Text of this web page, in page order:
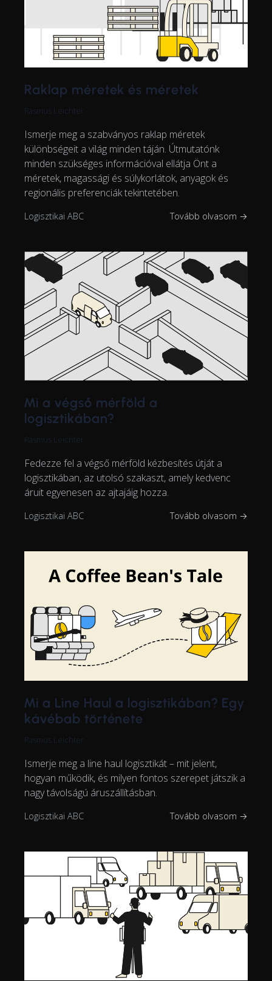
Raklap méretek és méretek
Rasmus Leichter
Ismerje meg a szabványos raklap méretek
különbségeit a világ minden táján. Útmutatónk
minden szükséges információval ellátja Önt a
méretek, magassági és súlykorlátok, anyagok és
regionális preferenciák tekintetében.
Logisztikai ABC Tovább olvasom →
Mi a végső mérföld a
logisztikában?
Rasmus Leichter
Fedezze fel a végső mérföld kézbesítés útját a
logisztikában, az utolsó szakaszt, amely kedvenc
áruit egyenesen az ajtajáig hozza.
Logisztikai ABC Tovább olvasom →
Mi a Line Haul a logisztikában? Egy
kávébab története
Rasmus Leichter
Ismerje meg a line haul logisztikát – mit jelent,
hogyan működik, és milyen fontos szerepet játszik a
nagy távolságú áruszállításban.
Logisztikai ABC Tovább olvasom →